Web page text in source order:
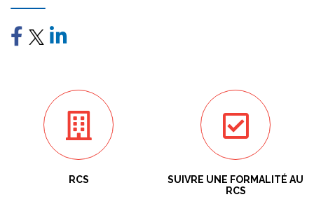
RCS
SUIVRE UNE FORMALITÉ AU
RCS